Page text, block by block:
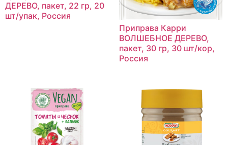
ДЕРЕВО, пакет, 22 гр, 20
шт/упак, Россия
Приправа Карри
ВОЛШЕБНОЕ ДЕРЕВО,
пакет, 30 гр, 30 шт/кор,
Россия